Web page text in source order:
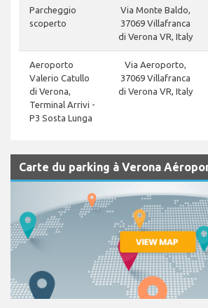
Parcheggio
scoperto
Via Monte Baldo,
37069 Villafranca
di Verona VR, Italy
Aeroporto
Valerio Catullo
di Verona,
Terminal Arrivi -
P3 Sosta Lunga
Via Aeroporto,
37069 Villafranca
di Verona VR, Italy
Carte du parking à Verona